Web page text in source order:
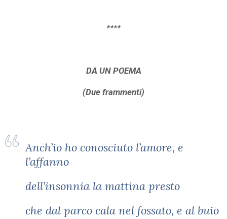
****
DA UN POEMA
(Due frammenti)
Anch’io ho conosciuto l’amore, e
l’affanno
dell’insonnia la mattina presto
che dal parco cala nel fossato, e al buio